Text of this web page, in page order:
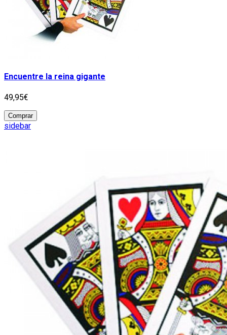
Encuentre la reina gigante
49,95€
Comprar
sidebar